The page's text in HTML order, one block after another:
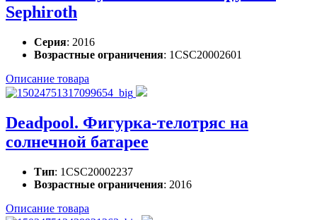
Sephiroth
Серия: 2016
Возрастные ограничения: 1CSC20002601
Описание товара
Deadpool. Фигурка-телотряс на
солнечной батарее
Тип: 1CSC20002237
Возрастные ограничения: 2016
Описание товара